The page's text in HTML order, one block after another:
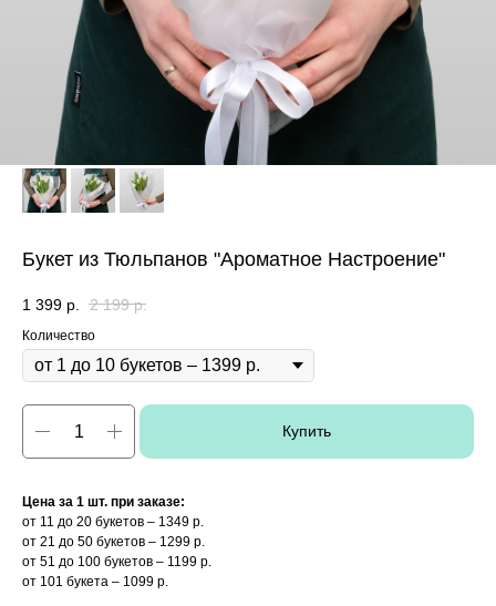
Букет из Тюльпанов "Ароматное Настроение"
1 399 р. 2 199 р.
Количество
Купить
Цена за 1 шт. при заказе:
от 11 до 20 букетов – 1349 р.
от 21 до 50 букетов – 1299 р.
от 51 до 100 букетов – 1199 р.
от 101 букета – 1099 р.